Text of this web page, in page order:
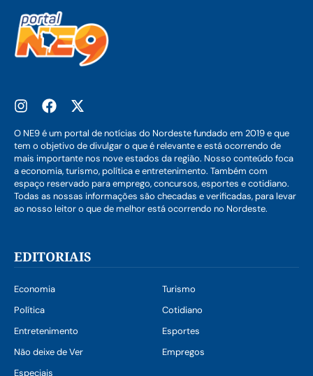
O NE9 é um portal de notícias do Nordeste fundado em 2019 e que
tem o objetivo de divulgar o que é relevante e está ocorrendo de
mais importante nos nove estados da região. Nosso conteúdo foca
a economia, turismo, política e entretenimento. Também com
espaço reservado para emprego, concursos, esportes e cotidiano.
Todas as nossas informações são checadas e verificadas, para levar
ao nosso leitor o que de melhor está ocorrendo no Nordeste.
EDITORIAIS
Economia
Turismo
Política
Cotidiano
Entretenimento
Esportes
Não deixe de Ver
Empregos
Especiais